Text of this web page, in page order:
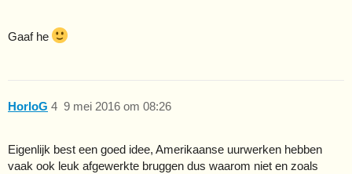
Gaaf he
HorloG 9 mei 2016 om 08:26
4
Eigenlijk best een goed idee, Amerikaanse uurwerken hebben
vaak ook leuk afgewerkte bruggen dus waarom niet en zoals